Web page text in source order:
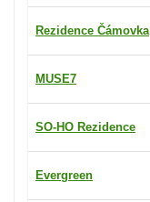
Rezidence Čámovka
MUSE7
SO-HO Rezidence
Evergreen